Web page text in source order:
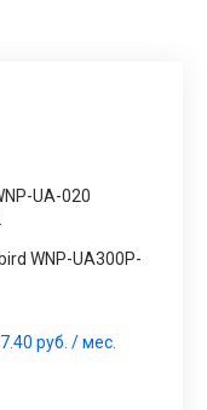
UA-020
WNP-UA300P-
руб. / мес.